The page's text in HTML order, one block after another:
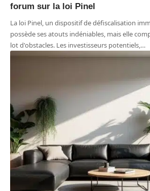
forum sur la loi Pinel
La loi Pinel, un dispositif de défiscalisation
possède ses atouts indéniables, mais elle
lot d'obstacles. Les investisseurs potentiels,…